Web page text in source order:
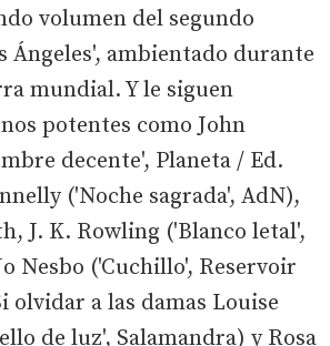
volumen del segundo
Ángeles', ambientado durante
mundial. Y le siguen
potentes como John
decente', Planeta / Ed.
('Noche sagrada', AdN),
J. K. Rowling ('Blanco letal',
Nesbo ('Cuchillo', Reservoir
olvidar a las damas Louise
de luz', Salamandra) y Rosa